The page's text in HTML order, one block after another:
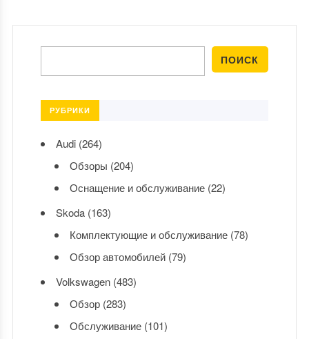
РУБРИКИ
Audi(264)
Обзоры (204)
Оснащение и обслуживание(22)
Skoda(163)
Комплектующие и обслуживание(78)
Обзор автомобилей(79)
Volkswagen(483)
Обзор(283)
Обслуживание(101)